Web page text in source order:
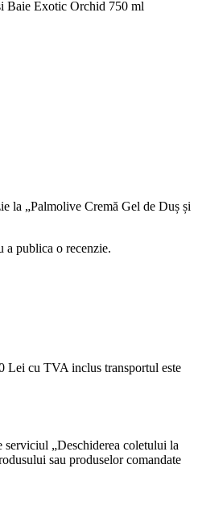
Baie Exotic Orchid 750 ml
la „Palmolive Cremă Gel de Duș și
a publica o recenzie.
Lei cu TVA inclus transportul este
serviciul „Deschiderea coletului la
sau produselor comandate